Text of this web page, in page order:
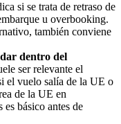
si se trata de retraso de
u overbooking.
también conviene
dentro del
ser relevante el
el vuelo salía de la UE o
de la UE en
es básico antes de